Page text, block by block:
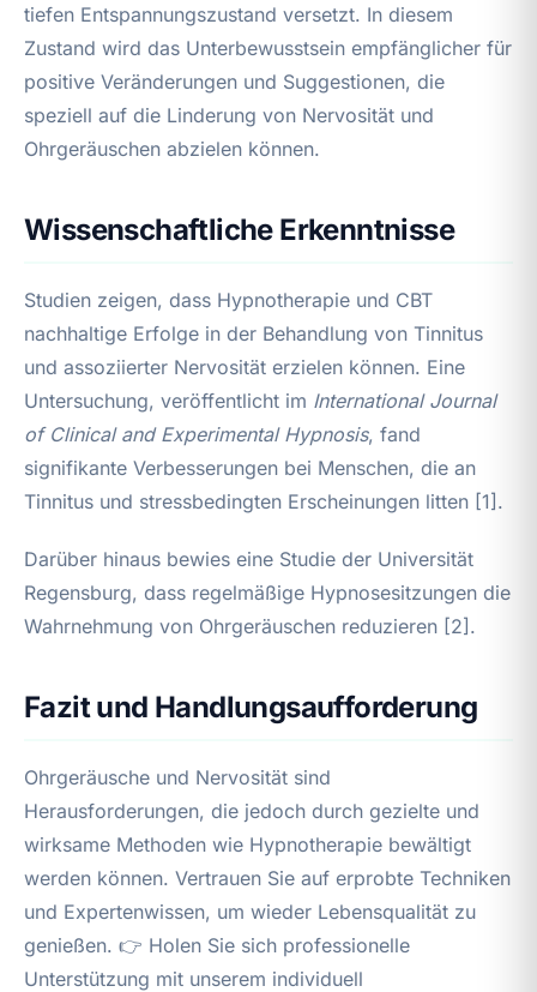
tiefen Entspannungszustand versetzt. In diesem
Zustand wird das Unterbewusstsein empfänglicher für
positive Veränderungen und Suggestionen, die
speziell auf die Linderung von Nervosität und
Ohrgeräuschen abzielen können.
Wissenschaftliche Erkenntnisse
Studien zeigen, dass Hypnotherapie und CBT
nachhaltige Erfolge in der Behandlung von Tinnitus
und assoziierter Nervosität erzielen können. Eine
Untersuchung, veröffentlicht im International Journal
of Clinical and Experimental Hypnosis, fand
signifikante Verbesserungen bei Menschen, die an
Tinnitus und stressbedingten Erscheinungen litten [1].
Darüber hinaus bewies eine Studie der Universität
Regensburg, dass regelmäßige Hypnosesitzungen die
Wahrnehmung von Ohrgeräuschen reduzieren [2].
Fazit und Handlungsaufforderung
Ohrgeräusche und Nervosität sind
Herausforderungen, die jedoch durch gezielte und
wirksame Methoden wie Hypnotherapie bewältigt
werden können. Vertrauen Sie auf erprobte Techniken
und Expertenwissen, um wieder Lebensqualität zu
genießen. 👉 Holen Sie sich professionelle
Unterstützung mit unserem individuell